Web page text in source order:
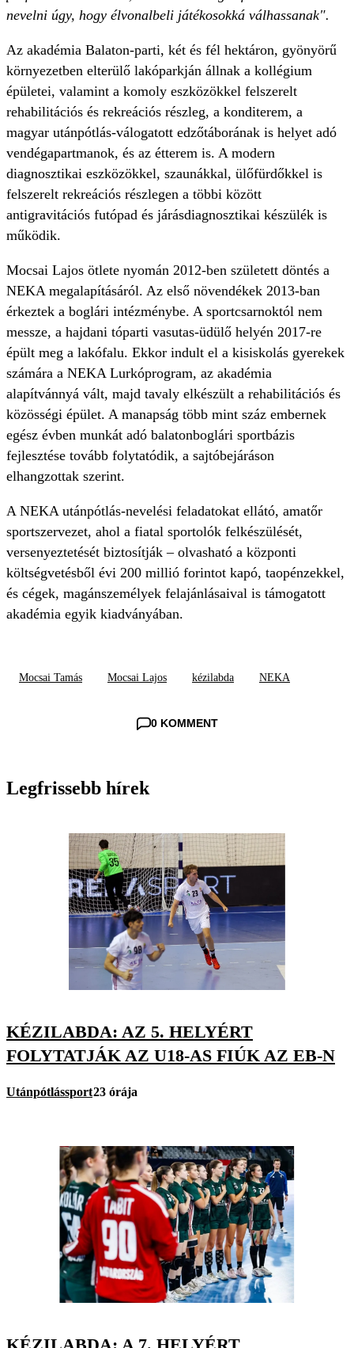
nevelni úgy, hogy élvonalbeli játékosokká válhassanak".
Az akadémia Balaton-parti, két és fél hektáron, gyönyörű
környezetben elterülő lakóparkján állnak a kollégium
épületei, valamint a komoly eszközökkel felszerelt
rehabilitációs és rekreációs részleg, a konditerem, a
magyar utánpótlás-válogatott edzőtáborának is helyet adó
vendégapartmanok, és az étterem is. A modern
diagnosztikai eszközökkel, szaunákkal, ülőfürdőkkel is
felszerelt rekreációs részlegen a többi között
antigravitációs futópad és járásdiagnosztikai készülék is
működik.
Mocsai Lajos ötlete nyomán 2012-ben született döntés a
NEKA megalapításáról. Az első növendékek 2013-ban
érkeztek a boglári intézménybe. A sportcsarnoktól nem
messze, a hajdani tóparti vasutas-üdülő helyén 2017-re
épült meg a lakófalu. Ekkor indult el a kisiskolás gyerekek
számára a NEKA Lurkóprogram, az akadémia
alapítvánnyá vált, majd tavaly elkészült a rehabilitációs és
közösségi épület. A manapság több mint száz embernek
egész évben munkát adó balatonboglári sportbázis
fejlesztése tovább folytatódik, a sajtóbejáráson
elhangzottak szerint.
A NEKA utánpótlás-nevelési feladatokat ellátó, amatőr
sportszervezet, ahol a fiatal sportolók felkészülését,
versenyeztetését biztosítják – olvasható a központi
költségvetésből évi 200 millió forintot kapó, taopénzekkel,
és cégek, magánszemélyek felajánlásaival is támogatott
akadémia egyik kiadványában.
Mocsai Tamás Mocsai Lajos kézilabda NEKA
0 KOMMENT
Legfrissebb hírek
KÉZILABDA: AZ 5. HELYÉRT
FOLYTATJÁK AZ U18-AS FIÚK AZ EB-N
Utánpótlássport23 órája